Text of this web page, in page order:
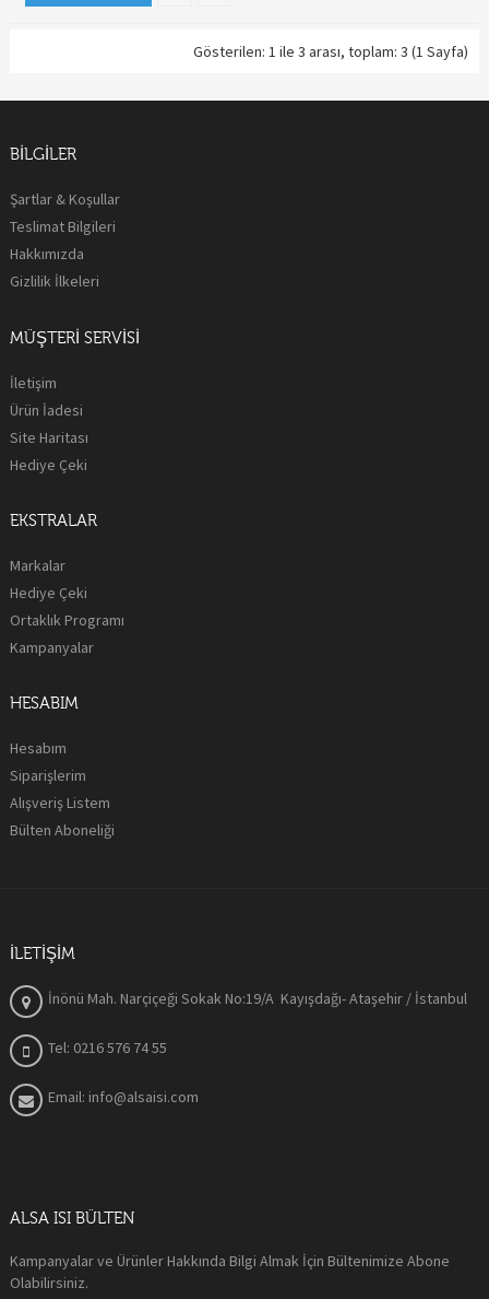
Gösterilen: 1 ile 3 arası, toplam: 3 (1 Sayfa)
BILGILER
Şartlar & Koşullar
Teslimat Bilgileri
Hakkımızda
Gizlilik İlkeleri
MÜŞTERI SERVISI
İletişim
Ürün İadesi
Site Haritası
Hediye Çeki
EKSTRALAR
Markalar
Hediye Çeki
Ortaklık Programı
Kampanyalar
HESABIM
Hesabım
Siparişlerim
Alışveriş Listem
Bülten Aboneliği
İLETIŞIM
İnönü Mah. Narçiçeği Sokak No:19/A Kayışdağı- Ataşehir / İstanbul
Tel: 0216 576 74 55
Email: info@alsaisi.com
ALSA ISI BÜLTEN
Kampanyalar ve Ürünler Hakkında Bilgi Almak İçin Bültenimize Abone
Olabilirsiniz.